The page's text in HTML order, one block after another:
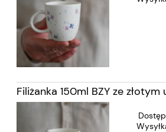
Filiżanka 150ml BZY ze złotym